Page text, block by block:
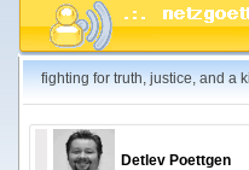
fighting for truth, justice, and a
Detlev Poettgen